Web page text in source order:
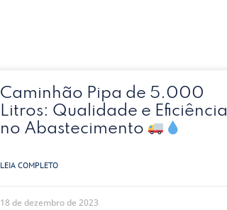
Caminhão Pipa de 5.000
Litros: Qualidade e Eficiência
no Abastecimento
LEIA COMPLETO
18 de dezembro de 2023